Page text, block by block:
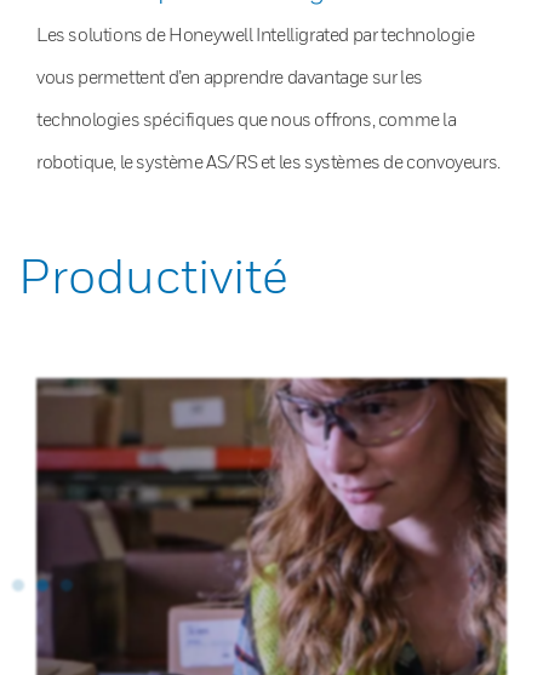
Les solutions de Honeywell Intelligrated par technologie
vous permettent d’en apprendre davantage sur les
technologies spécifiques que nous offrons, comme la
robotique, le système AS/RS et les systèmes de convoyeurs.
Productivité